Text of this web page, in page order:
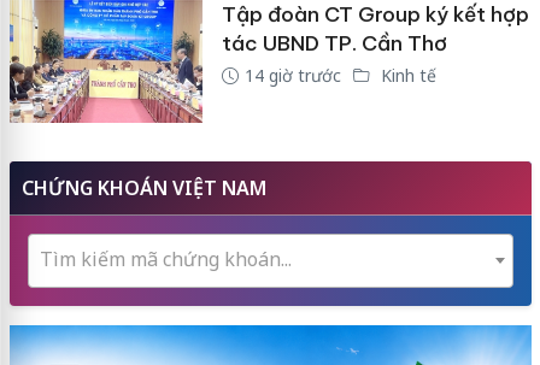
Tập đoàn CT Group ký kết hợp
tác UBND TP. Cần Thơ
14 giờ trước Kinh tế
CHỨNG KHOÁN VIỆT NAM
Tìm kiếm mã chứng khoán...